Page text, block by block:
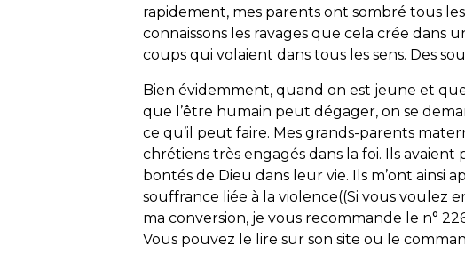
rapidement, mes parents ont sombré tous
connaissons les ravages que cela crée dans
coups qui volaient dans tous les sens. Des
Bien évidemment, quand on est jeune et
que l’être humain peut dégager, on se
ce qu’il peut faire. Mes grands-parents
chrétiens très engagés dans la foi. Ils avaient
bontés de Dieu dans leur vie. Ils m’ont ainsi
souffrance liée à la violence((Si vous voulez
ma conversion, je vous recommande le n°
Vous pouvez le lire sur son site ou le